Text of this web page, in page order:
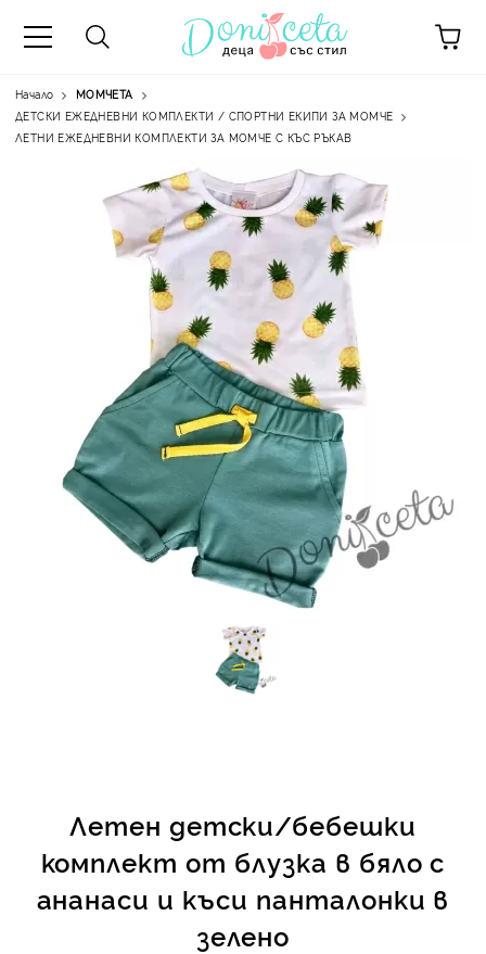
-50%
Начало
МОМЧЕТА
ДЕТСКИ ЕЖЕДНЕВНИ КОМПЛЕКТИ / СПОРТНИ ЕКИПИ ЗА МОМЧЕ
ЛЕТНИ ЕЖЕДНЕВНИ КОМПЛЕКТИ ЗА МОМЧЕ С КЪС РЪКАВ
Летен детски/бебешки
комплект от блузка в бяло с
ананаси и къси панталонки в
зелено